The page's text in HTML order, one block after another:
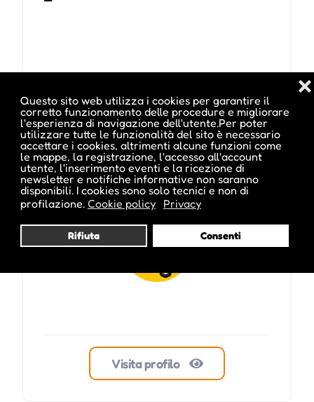
Questo sito web utilizza i cookies per garantire il
corretto funzionamento delle procedure e migliorare
l'esperienza di navigazione dell'utente.Per poter
utilizzare tutte le funzionalità del sito è necessario
accettare i cookies, altrimenti alcune funzioni come
le mappe, la registrazione, l'accesso all'account
utente, l'inserimento eventi e la ricezione di
newsletter e notifiche informative non saranno
disponibili. I cookies sono solo tecnici e non di
profilazione. Cookie policy Privacy
Rifiuta Consenti
❌
Pubblicato da :
ale inside
Visita profilo